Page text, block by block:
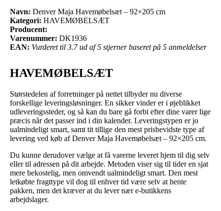
Navn: Denver Maja Havemøbelsæt – 92×205 cm
Kategori: HAVEMØBELSÆT
Producent:
Varenummer: DK1936
EAN: Vurderet til 3.7 ud af 5 stjerner baseret på 5 anmeldelser
HAVEMØBELSÆT
Størstedelen af forretninger på nettet tilbyder nu diverse
forskellige leveringsløsninger. En sikker vinder er i øjeblikket
udleveringssteder, og så kan du bare gå forbi efter dine varer lige
præcis når det passer ind i din kalender. Leveringstypen er jo
ualmindeligt smart, samt tit tillige den mest prisbevidste type af
levering ved køb af Denver Maja Havemøbelsæt – 92×205 cm.
Du kunne derudover vælge at få varerne leveret hjem til dig selv
eller til adressen på dit arbejde. Metoden viser sig til tider en sjat
mere bekostelig, men omvendt ualmindeligt smart. Den mest
letkøbte fragttype vil dog til enhver tid være selv at hente
pakken, men det kræver at du lever nær e-butikkens
arbejdslager.